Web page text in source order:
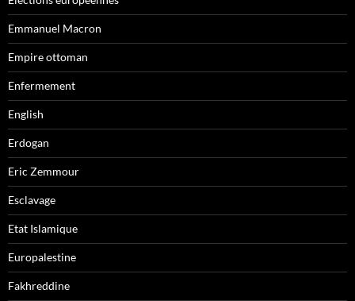
Emmanuel Macron
Empire ottoman
Enfermement
English
Erdogan
Eric Zemmour
Esclavage
Etat Islamique
Europalestine
Fakhreddine